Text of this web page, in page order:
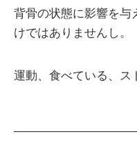
背骨の状態に影響を与
けではありませんし。
運動、食べている、ス